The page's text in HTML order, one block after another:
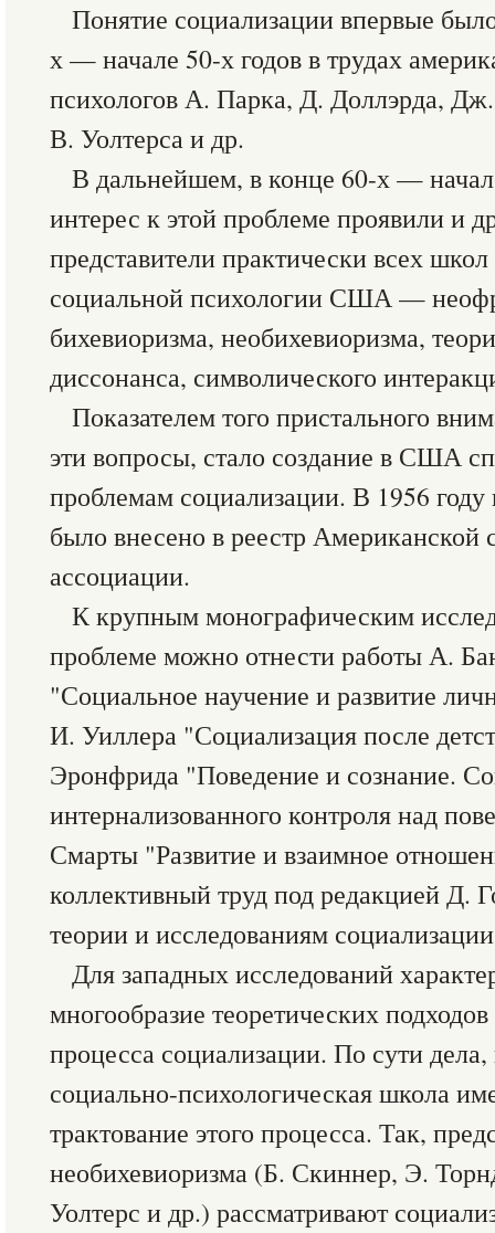
Понятие социализации впервые
х — начале 50-х годов в трудах
психологов А. Парка, Д. Доллэрда,
В. Уолтерса и др.
В дальнейшем, в конце 60-х —
интерес к этой проблеме проявили и
представители практически всех
социальной психологии США —
бихевиоризма, необихевиоризма,
диссонанса, символического
Показателем того пристального
эти вопросы, стало создание в США
проблемам социализации. В 1956
было внесено в реестр Американской
ассоциации.
К крупным монографическим
проблеме можно отнести работы А.
"Социальное научение и развитие
И. Уиллера "Социализация после
Эронфрида "Поведение и сознание.
интернализованного контроля над
Смарты "Развитие и взаимное
коллективный труд под редакцией Д.
теории и исследованиям
Для западных исследований
многообразие теоретических
процесса социализации. По сути
социально-психологическая школа
трактование этого процесса. Так,
необихевиоризма (Б. Скиннер, Э.
Уолтерс и др.) рассматривают